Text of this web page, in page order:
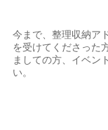
今まで、整理収納ア
を受けてくださった
ましての方、イベン
い。